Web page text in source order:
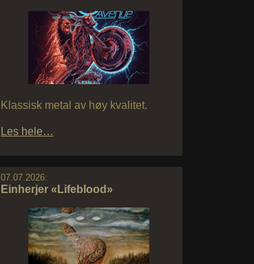
Klassisk metal av høy kvalitet.
Les hele…
07.07.2026:
Einherjer «Lifeblood»